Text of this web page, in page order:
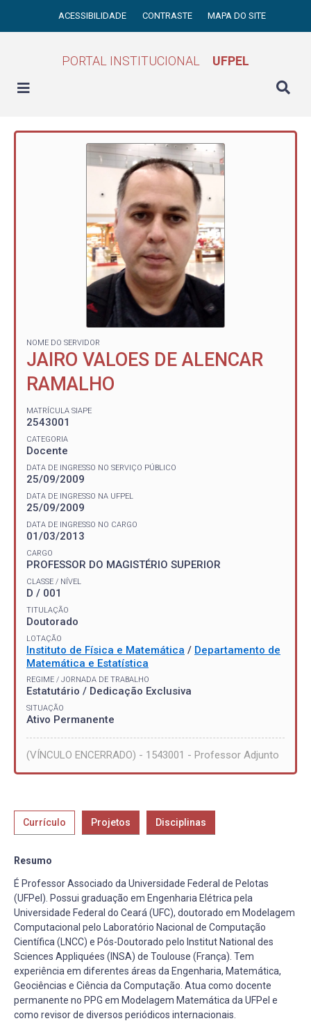
ACESSIBILIDADE CONTRASTE MAPA DO SITE
PORTAL INSTITUCIONAL UFPEL
NOME DO SERVIDOR
JAIRO VALOES DE ALENCAR
RAMALHO
MATRÍCULA SIAPE
2543001
CATEGORIA
Docente
DATA DE INGRESSO NO SERVIÇO PÚBLICO
25/09/2009
DATA DE INGRESSO NA UFPEL
25/09/2009
DATA DE INGRESSO NO CARGO
01/03/2013
CARGO
PROFESSOR DO MAGISTÉRIO SUPERIOR
CLASSE / NÍVEL
D / 001
TITULAÇÃO
Doutorado
LOTAÇÃO
Instituto de Física e Matemática / Departamento de
Matemática e Estatística
REGIME / JORNADA DE TRABALHO
Estatutário / Dedicação Exclusiva
SITUAÇÃO
Ativo Permanente
(VÍNCULO ENCERRADO) - 1543001 - Professor Adjunto
Currículo Projetos Disciplinas
Resumo
É Professor Associado da Universidade Federal de Pelotas
(UFPel). Possui graduação em Engenharia Elétrica pela
Universidade Federal do Ceará (UFC), doutorado em Modelagem
Computacional pelo Laboratório Nacional de Computação
Científica (LNCC) e Pós-Doutorado pelo Institut National des
Sciences Appliquées (INSA) de Toulouse (França). Tem
experiência em diferentes áreas da Engenharia, Matemática,
Geociências e Ciência da Computação. Atua como docente
permanente no PPG em Modelagem Matemática da UFPel e
como revisor de diversos periódicos internacionais.